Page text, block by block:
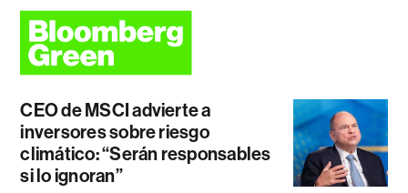
CEO de MSCI advierte a
inversores sobre riesgo
climático: “Serán responsables
si lo ignoran”